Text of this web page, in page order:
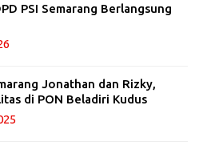
PSI Semarang Berlangsung
Jonathan dan Rizky,
di PON Beladiri Kudus